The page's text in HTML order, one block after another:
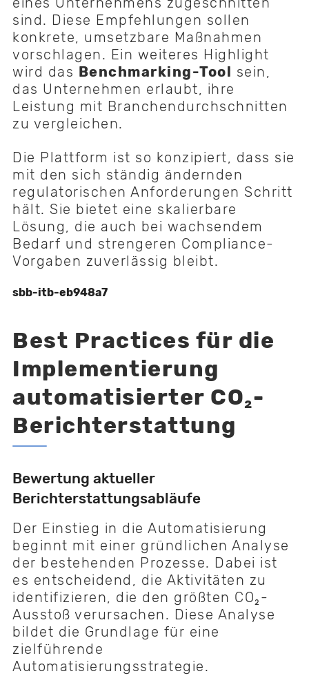
sind. Diese Empfehlungen sollen
konkrete, umsetzbare Maßnahmen
vorschlagen. Ein weiteres Highlight
wird das Benchmarking-Tool
sein,
das Unternehmen erlaubt, ihre
Leistung mit Branchendurchschnitten
zu vergleichen.
Die Plattform ist so konzipiert, dass sie
mit den sich ständig ändernden
regulatorischen Anforderungen Schritt
hält. Sie bietet eine skalierbare
Lösung, die auch bei wachsendem
Bedarf und strengeren Compliance-
Vorgaben zuverlässig bleibt.
sbb-itb-eb948a7
Best Practices für die
Implementierung
automatisierter CO₂-
Berichterstattung
Bewertung aktueller
Berichterstattungsabläufe
Der Einstieg in die Automatisierung
beginnt mit einer gründlichen Analyse
der bestehenden Prozesse. Dabei ist
es entscheidend, die Aktivitäten zu
identifizieren, die den größten CO₂-
Ausstoß verursachen. Diese Analyse
bildet die Grundlage für eine
zielführende
Automatisierungsstrategie.